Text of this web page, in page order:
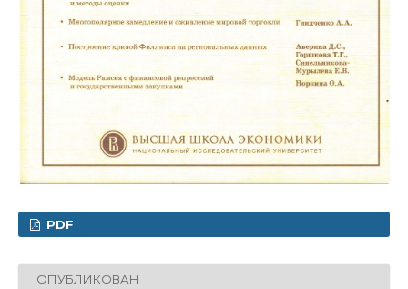
PDF
ОПУБЛИКОВАН